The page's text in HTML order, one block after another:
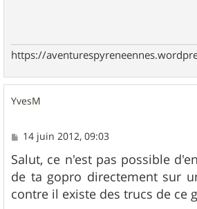
https://
YvesM
M
s
s
a
g
e
14 juin 2012, 09:03
Salut, ce n'est pas possible
de ta gopro directement sur
contre il existe des trucs de ce